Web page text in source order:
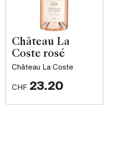
Château La
Coste rosé
Château La Coste
CHF 23.20